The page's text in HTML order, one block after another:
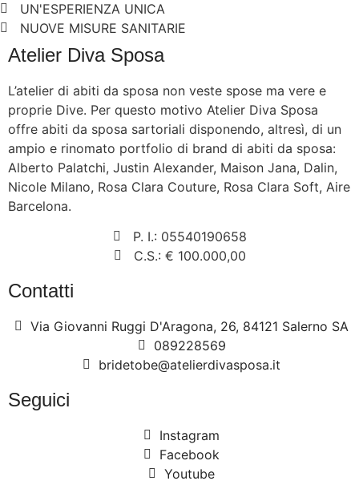
UN'ESPERIENZA UNICA
NUOVE MISURE SANITARIE
Atelier Diva Sposa
L’atelier di abiti da sposa non veste spose ma vere e
proprie Dive. Per questo motivo Atelier Diva Sposa
offre abiti da sposa sartoriali disponendo, altresì, di un
ampio e rinomato portfolio di brand di abiti da sposa:
Alberto Palatchi, Justin Alexander, Maison Jana, Dalin,
Nicole Milano, Rosa Clara Couture, Rosa Clara Soft, Aire
Barcelona.
P. I.: 05540190658
C.S.: € 100.000,00
Contatti
Via Giovanni Ruggi D'Aragona, 26, 84121 Salerno SA
089228569
bridetobe@atelierdivasposa.it
Seguici
Instagram
Facebook
Youtube